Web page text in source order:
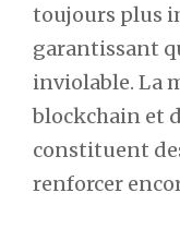
toujours plus
garantissant
inviolable. La
blockchain et
constituent
renforcer